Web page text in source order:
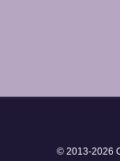
© 2013-2026